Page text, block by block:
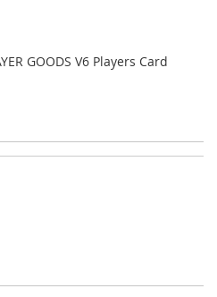
GOODS V6 Players Card